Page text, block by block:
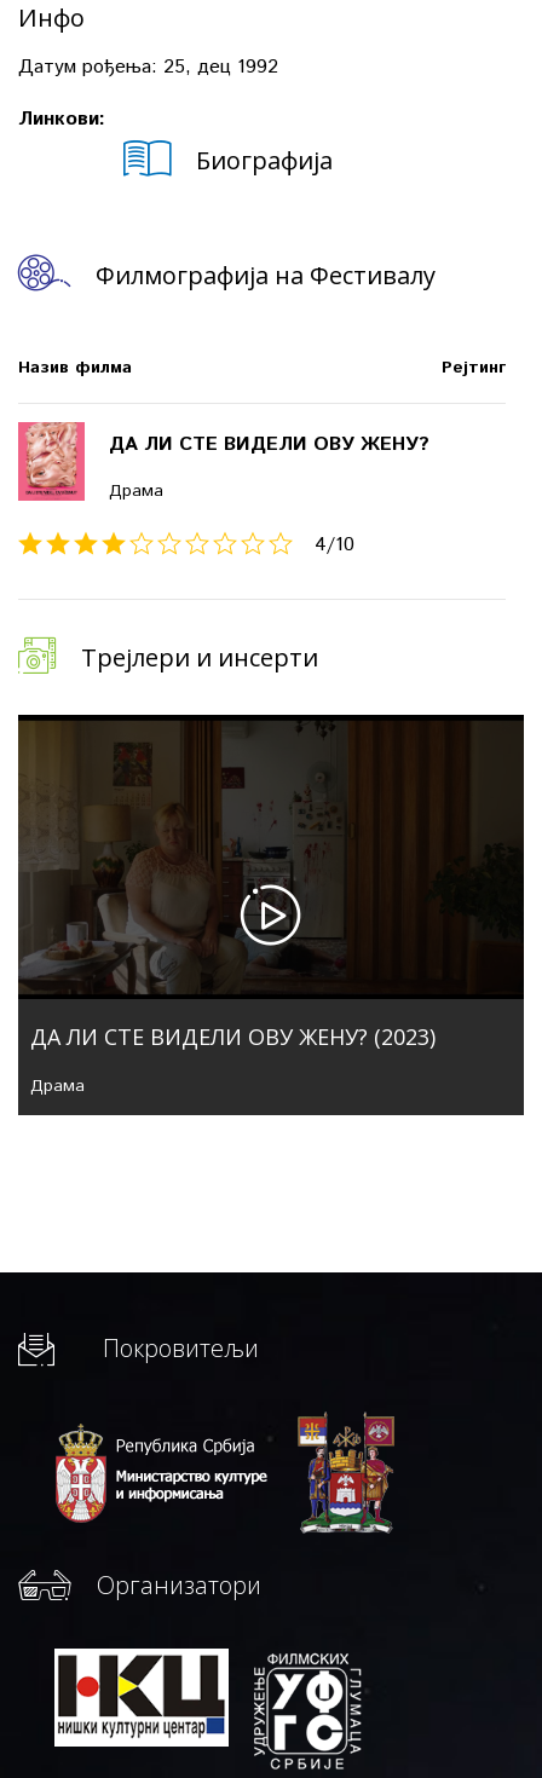
Инфо
Датум рођења: 25, дец 1992
Линкови:
Биографија
Филмографија на Фестивалу
Назив филма Рејтинг
ДА ЛИ СТЕ ВИДЕЛИ ОВУ ЖЕНУ?
Драма
4/10
Трејлери и инсерти
ДА ЛИ СТЕ ВИДЕЛИ ОВУ ЖЕНУ? (2023)
Драма
Покровитељи
Организатори